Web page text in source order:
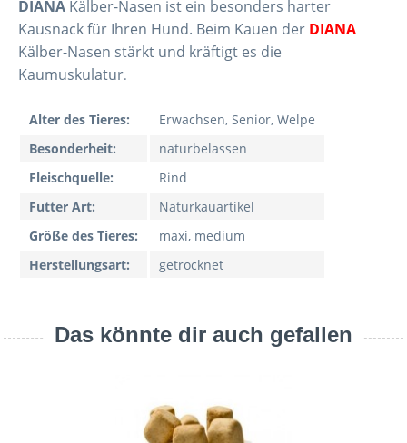
DIANA Kälber-Nasen ist ein besonders harter
Kausnack für Ihren Hund. Beim Kauen der DIANA
Kälber-Nasen stärkt und kräftigt es die
Kaumuskulatur.
Alter des Tieres:
Erwachsen, Senior, Welpe
Besonderheit:
naturbelassen
Fleischquelle:
Rind
Futter Art:
Naturkauartikel
Größe des Tieres:
maxi, medium
Herstellungsart:
getrocknet
Das könnte dir auch gefallen